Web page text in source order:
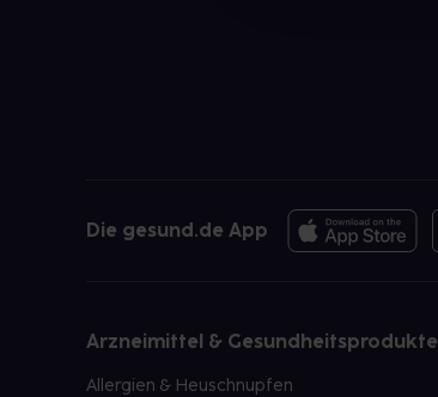
Die gesund.de App
Arzneimittel & Gesundheitsprodukte
Allergien & Heuschnupfen